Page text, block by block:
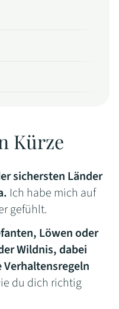
Kürze
sichersten Länder
Ich habe mich auf
gefühlt.
Löwen oder
Wildnis, dabei
du dich richtig